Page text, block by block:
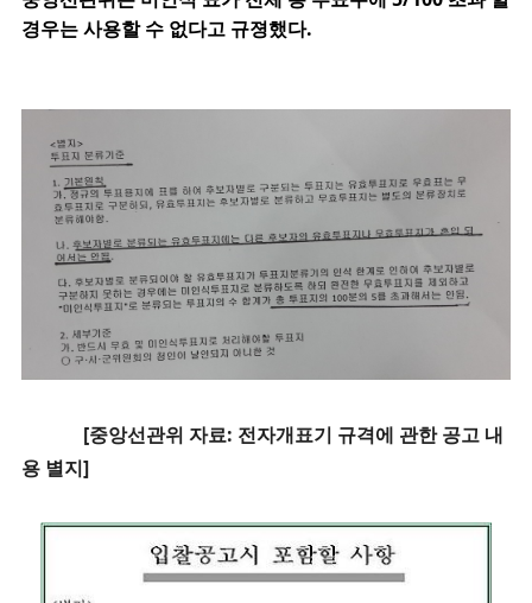
경우는 사용할 수 없다고 규졍했다.
[중앙선관위 자료: 전자개표기 규격에 관한 공고 내
용 별지]